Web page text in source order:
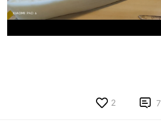
2  7